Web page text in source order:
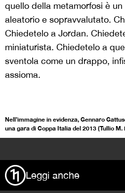
quello della metamorfosi è
aleatorio e sopravvalutato.
Chiedetelo a Jordan.
miniaturista. Chiedetelo a
sventola come un drappo,
assioma.
Nell’immagine in evidenza, Gennaro
una gara di Coppa Italia del 2013 (Tullio
Leggi anche